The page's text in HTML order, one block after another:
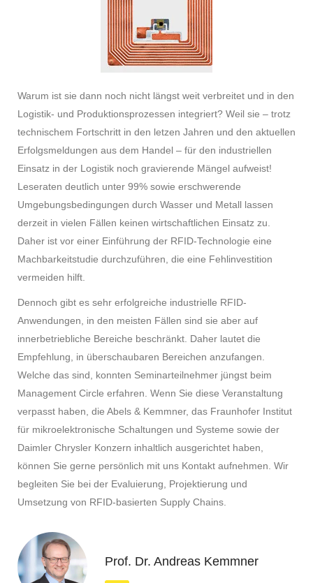
Warum ist sie dann noch nicht längst weit verbreitet und in den
Logistik- und Produktionsprozessen integriert? Weil sie – trotz
technischem Fortschritt in den letzen Jahren und den aktuellen
Erfolgsmeldungen aus dem Handel – für den industriellen
Einsatz in der Logistik noch gravierende Mängel aufweist!
Leseraten deutlich unter 99% sowie erschwerende
Umgebungsbedingungen durch Wasser und Metall lassen
derzeit in vielen Fällen keinen wirtschaftlichen Einsatz zu.
Daher ist vor einer Einführung der RFID-Technologie eine
Machbarkeitstudie durchzuführen, die eine Fehlinvestition
vermeiden hilft.
Dennoch gibt es sehr erfolgreiche industrielle RFID-
Anwendungen, in den meisten Fällen sind sie aber auf
innerbetriebliche Bereiche beschränkt. Daher lautet die
Empfehlung, in überschaubaren Bereichen anzufangen.
Welche das sind, konnten Seminarteilnehmer jüngst beim
Management Circle erfahren. Wenn Sie diese Veranstaltung
verpasst haben, die Abels & Kemmner, das Fraunhofer Institut
für mikroelektronische Schaltungen und Systeme sowie der
Daimler Chrysler Konzern inhaltlich ausgerichtet haben,
können Sie gerne persönlich mit uns Kontakt aufnehmen. Wir
begleiten Sie bei der Evaluierung, Projektierung und
Umsetzung von RFID-basierten Supply Chains.
Prof. Dr. Andreas Kemmner